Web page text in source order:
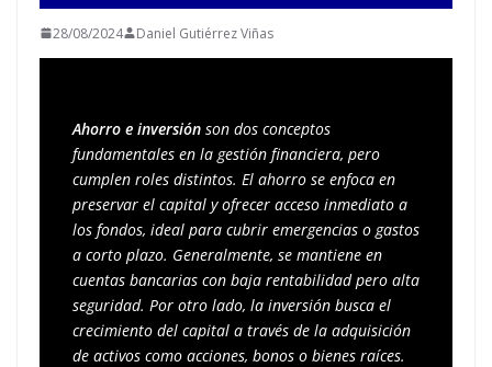
28/08/2024 Daniel Gutiérrez Viñas
Ahorro e inversión son dos conceptos
fundamentales en la gestión financiera, pero
cumplen roles distintos. El ahorro se enfoca en
preservar el capital y ofrecer acceso inmediato a
los fondos, ideal para cubrir emergencias o gastos
a corto plazo. Generalmente, se mantiene en
cuentas bancarias con baja rentabilidad pero alta
seguridad. Por otro lado, la inversión busca el
crecimiento del capital a través de la adquisición
de activos como acciones, bonos o bienes raíces.